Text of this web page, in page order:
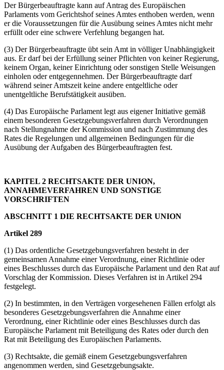
Der Bürgerbeauftragte kann auf Antrag des Europäischen
Parlaments vom Gerichtshof seines Amtes enthoben werden, wenn
er die Voraussetzungen für die Ausübung seines Amtes nicht mehr
erfüllt oder eine schwere Verfehlung begangen hat.
(3) Der Bürgerbeauftragte übt sein Amt in völliger Unabhängigkeit
aus. Er darf bei der Erfüllung seiner Pflichten von keiner Regierung,
keinem Organ, keiner Einrichtung oder sonstigen Stelle Weisungen
einholen oder entgegennehmen. Der Bürgerbeauftragte darf
während seiner Amtszeit keine andere entgeltliche oder
unentgeltliche Berufstätigkeit ausüben.
(4) Das Europäische Parlament legt aus eigener Initiative gemäß
einem besonderen Gesetzgebungsverfahren durch Verordnungen
nach Stellungnahme der Kommission und nach Zustimmung des
Rates die Regelungen und allgemeinen Bedingungen für die
Ausübung der Aufgaben des Bürgerbeauftragten fest.
KAPITEL 2 RECHTSAKTE DER UNION,
ANNAHMEVERFAHREN UND SONSTIGE
VORSCHRIFTEN
ABSCHNITT 1 DIE RECHTSAKTE DER UNION
Artikel 289
(1) Das ordentliche Gesetzgebungsverfahren besteht in der
gemeinsamen Annahme einer Verordnung, einer Richtlinie oder
eines Beschlusses durch das Europäische Parlament und den Rat auf
Vorschlag der Kommission. Dieses Verfahren ist in Artikel 294
festgelegt.
(2) In bestimmten, in den Verträgen vorgesehenen Fällen erfolgt als
besonderes Gesetzgebungsverfahren die Annahme einer
Verordnung, einer Richtlinie oder eines Beschlusses durch das
Europäische Parlament mit Beteiligung des Rates oder durch den
Rat mit Beteiligung des Europäischen Parlaments.
(3) Rechtsakte, die gemäß einem Gesetzgebungsverfahren
angenommen werden, sind Gesetzgebungsakte.